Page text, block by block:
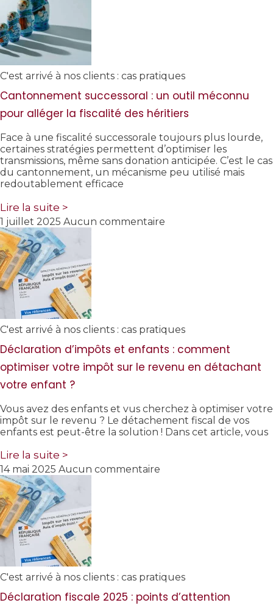
C'est arrivé à nos clients : cas pratiques
Cantonnement successoral : un outil méconnu
pour alléger la fiscalité des héritiers
Face à une fiscalité successorale toujours plus lourde,
certaines stratégies permettent d’optimiser les
transmissions, même sans donation anticipée. C’est le cas
du cantonnement, un mécanisme peu utilisé mais
redoutablement efficace
Lire la suite >
1 juillet 2025 Aucun commentaire
C'est arrivé à nos clients : cas pratiques
Déclaration d’impôts et enfants : comment
optimiser votre impôt sur le revenu en détachant
votre enfant ?
Vous avez des enfants et vus cherchez à optimiser votre
impôt sur le revenu ? Le détachement fiscal de vos
enfants est peut-être la solution ! Dans cet article, vous
Lire la suite >
14 mai 2025 Aucun commentaire
C'est arrivé à nos clients : cas pratiques
Déclaration fiscale 2025 : points d’attention